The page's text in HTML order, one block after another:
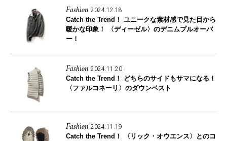
Fashion 2024.12.18
Catch the Trend！ ユニークな素材感で見た目から
暖かな印象！ 〈ディーゼル〉のデニムプルオーバ
ー！
Fashion 2024.11.20
Catch the Trend！
どちらのサイドもサマになる！
〈ファルコネーリ〉のダウンベスト
Fashion 2024.11.19
Catch the Trend！
〈リック・オウエンス〉とのコ